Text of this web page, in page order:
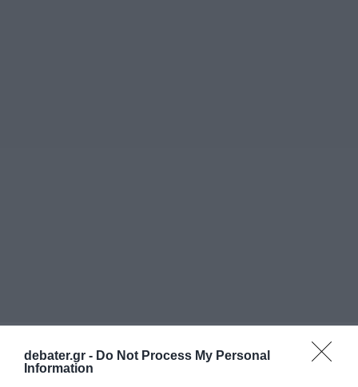
debater.gr - Do Not Process My Personal
Information